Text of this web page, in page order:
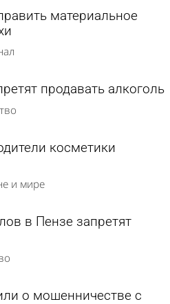
материальное
продавать алкоголь
косметики
и мире
в Пензе запретят
о мошенничестве с